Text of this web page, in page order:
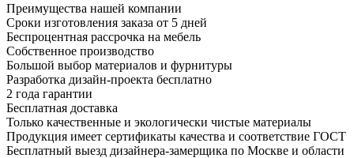
Преимущества нашей компании
Сроки изготовления заказа от 5 дней
Беспроцентная рассрочка на мебель
Собственное производство
Большой выбор материалов и фурнитуры
Разработка дизайн-проекта бесплатно
2 года гарантии
Бесплатная доставка
Только качественные и экологически чистые материалы
Продукция имеет сертификаты качества и соответствие ГОСТ
Бесплатный выезд дизайнера-замерщика по Москве и области